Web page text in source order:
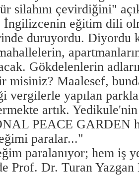
silahını çevirdiğini"
İngilizcenin eğitim dili
duruyordu. Diyordu
Gökdelenlerin
misiniz? Maalesef,
vergilerle yapılan
artık.
PEACE GARDEN
paralar..."
paralanıyor; hem iş
Prof. Dr. Turan